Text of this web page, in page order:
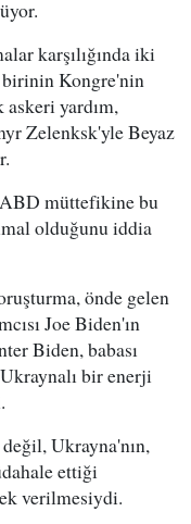
karşılığında iki
birinin Kongre'nin
askeri yardım,
Zelenksk'yle Beyaz
müttefikine bu
olduğunu iddia
önde gelen
Joe Biden'ın
Biden, babası
Ukraynalı bir enerji
Ukrayna'nın,
ettiği
verilmesiydi.